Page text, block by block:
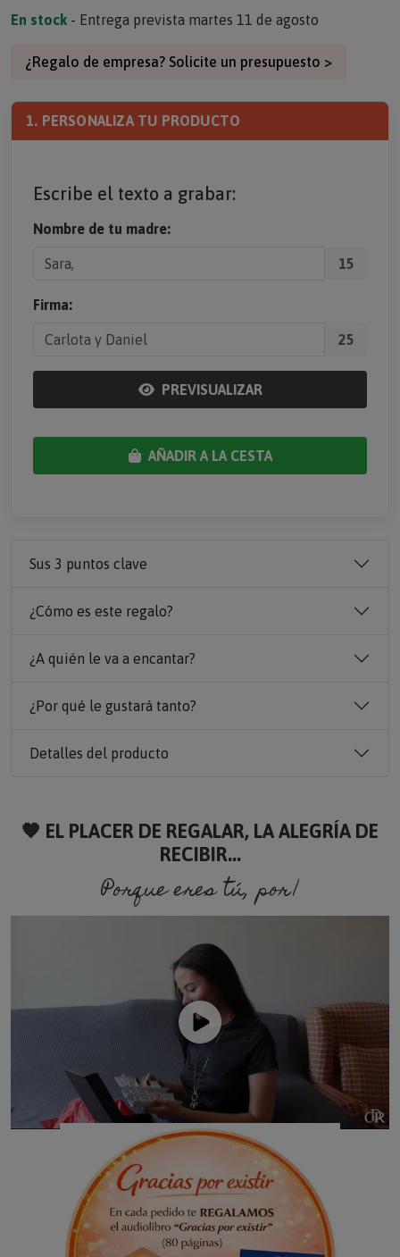
En stock - Entrega prevista martes 11 de agosto
¿Regalo de empresa? Solicite un presupuesto >
1. PERSONALIZA TU PRODUCTO
Escribe el texto a grabar:
Nombre de tu madre:
15
Firma:
25
PREVISUALIZAR
AÑADIR A LA CESTA
Sus 3 puntos clave
¿Cómo es este regalo?
¿A quién le va a encantar?
¿Por qué le gustará tanto?
Detalles del producto
🧡 EL PLACER DE REGALAR, LA ALEGRÍA DE
RECIBIR...
Porque eres tú, porque so